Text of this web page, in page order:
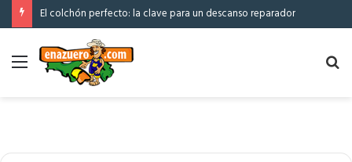
El colchón perfecto: la clave para un descanso reparador
Menú